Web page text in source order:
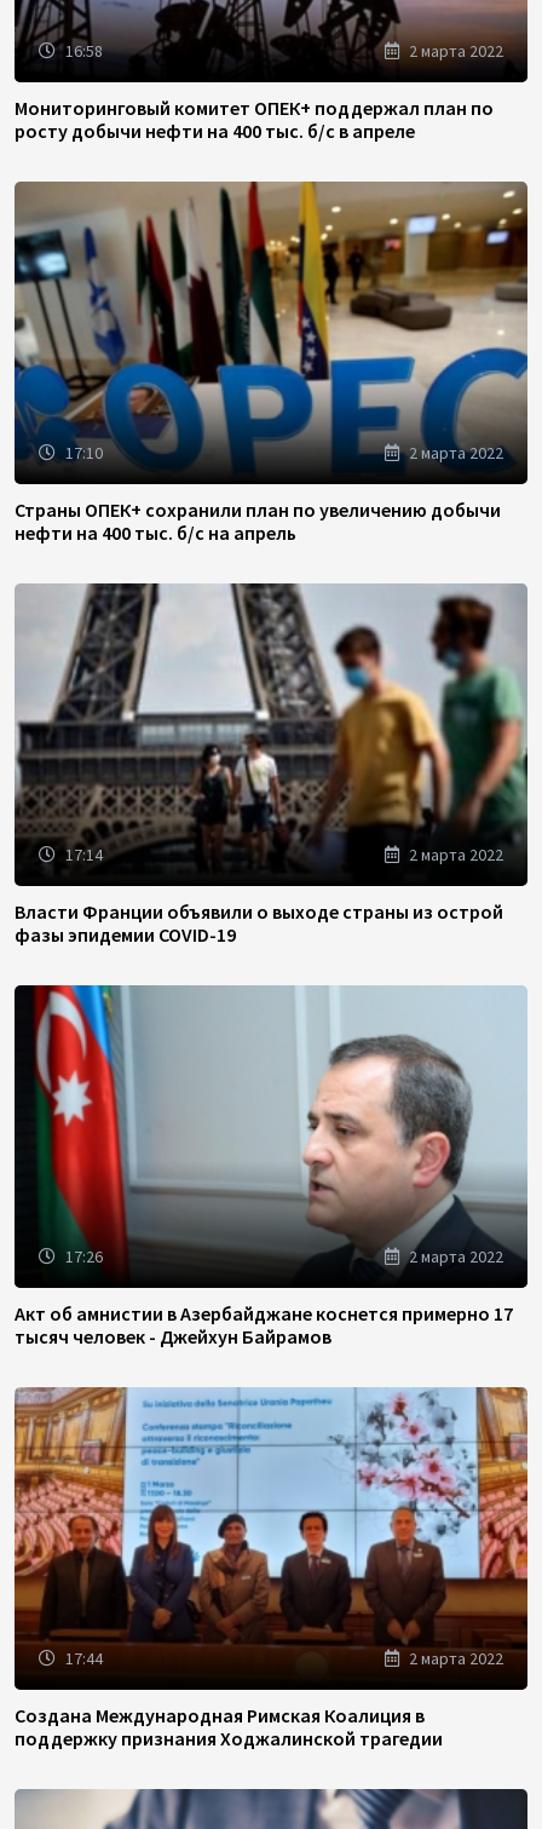
16:58 2 марта 2022
Мониторинговый комитет ОПЕК+ поддержал план по
росту добычи нефти на 400 тыс. б/с в апреле
17:10 2 марта 2022
Страны ОПЕК+ сохранили план по увеличению добычи
нефти на 400 тыс. б/с на апрель
17:14 2 марта 2022
Власти Франции объявили о выходе страны из острой
фазы эпидемии COVID-19
17:26 2 марта 2022
Акт об амнистии в Азербайджане коснется примерно 17
тысяч человек - Джейхун Байрамов
17:44 2 марта 2022
Создана Международная Римская Коалиция в
поддержку признания Ходжалинской трагедии